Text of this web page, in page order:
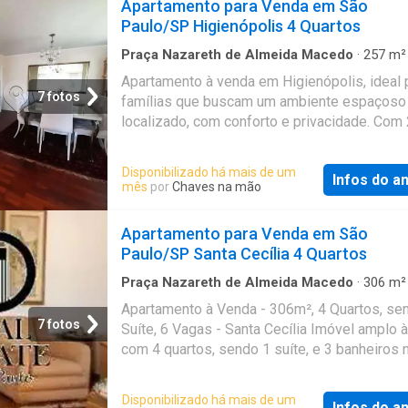
7 fotos
Apartamento para Venda em São
Paulo/SP Higienópolis 4 Quartos
Praça Nazareth de Almeida Macedo · 257 m²
Piscina
Apartamento à venda em Higienópolis, ideal
famílias que buscam um ambiente
localizado, com conforto e privacidade. Com
vista rara e panorâmica para o bairro do
garantindo tranquilidade e exclusividade
moradores. Características do apartamento O
com armários embutidos que proporcionam
praticidade e organização. Conta ainda com
amplo que recebe a luz natural através de
janelões, criando um ambiente iluminado e
privacidade e o conforto são garantidos por 6
banheiros, além das 3 vagas de garagem
Características diferenciadas Destaque para o
impressionante e um dos jardins mais bem
Disponibilizado há mais de um
mês porChaves na mão Infos do
7 fotos
Apartamento para Venda em São
Paulo/SP Santa Cecília 4 Quartos
Praça Nazareth de Almeida Macedo · 306 m²
Garagem·Academia·Piscina·Elevador ·
·Área das crianças
Apartamento à Venda - 306m², 4 Quartos,
Suíte, 6 Vagas - Santa Cecília Imóvel amplo
com 4 quartos, sendo 1 suíte, e 3 banheiros
procura conforto e comodidade. O
Disponibilizado há mais de um